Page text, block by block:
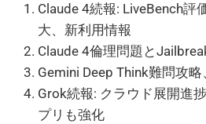
Claude 4続報: LiveBench評
大、新利用情報
Claude 4倫理問題と
Gemini Deep Think難問攻
Grok続報: クラウド展開進
プリも強化